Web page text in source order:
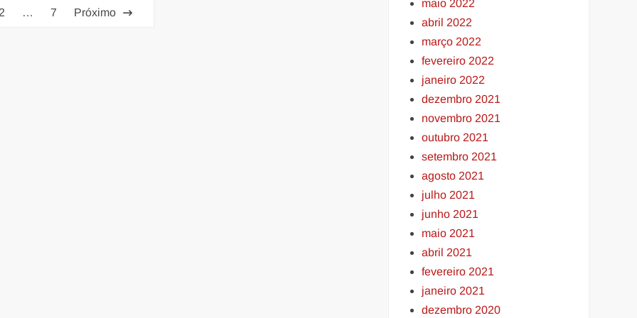
2 … 7 Próximo
maio 2022
abril 2022
março 2022
fevereiro 2022
janeiro 2022
dezembro 2021
novembro 2021
outubro 2021
setembro 2021
agosto 2021
julho 2021
junho 2021
maio 2021
abril 2021
fevereiro 2021
janeiro 2021
dezembro 2020